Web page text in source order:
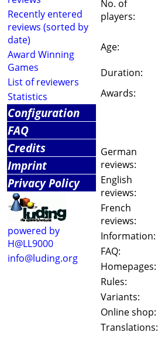
Recently entered
reviews (sorted by
date)
Award Winning
Games
List of reviewers
Statistics
Configuration
FAQ
Credits
Imprint
Privacy Policy
powered by
H@LL9000
info@luding.org
No. of
players:
Age:
Duration:
Awards:
German
reviews:
English
reviews:
French
reviews:
Information:
FAQ:
Homepages:
Rules:
Variants:
Online shop:
Translations: